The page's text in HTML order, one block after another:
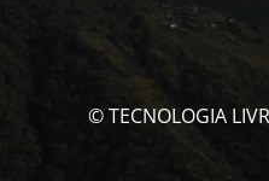
© TECNOLOGIA